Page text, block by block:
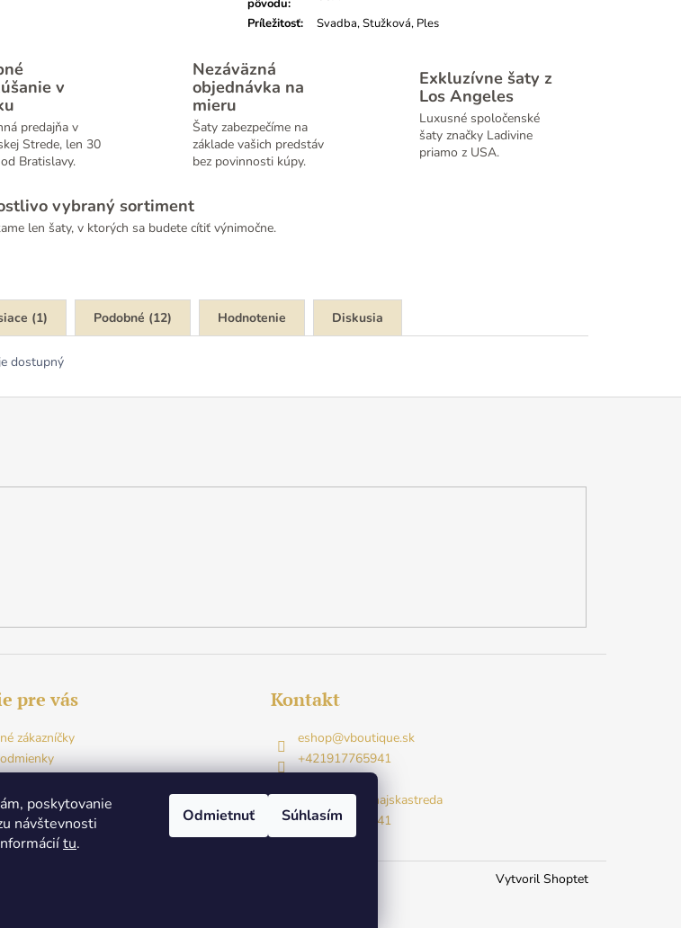
poskytovanie
návštevnosti
tu.
Odmietnuť Súhlasím
Príležitosť: Svadba, Stužková, Ples
v
predajňa v
Strede, len 30
Bratislavy.
Nezáväzná
objednávka na
mieru
Šaty zabezpečíme na
základe vašich predstáv
bez povinnosti kúpy.
Exkluzívne šaty z
Los Angeles
Luxusné spoločenské
šaty značky Ladivine
priamo z USA.
vybraný sortiment
len šaty, v ktorých sa budete cítiť výnimočne.
(1) Podobné (12) Hodnotenie Diskusia
dostupný
pre vás
zákazníčky
zmluvy
Kontakt
eshop@vboutique.sk
+421917765941
v.boutique.dunajskastreda
+421917765941
Vytvoril Shoptet